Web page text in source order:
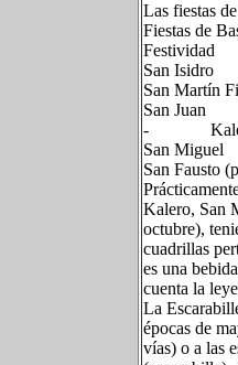
Las fiestas
Fiestas de
San
San
San Juan
- Kalero
San
San
Kalero, San
octubre),
cuadrillas
es una
cuenta la
La
épocas de
vías) o a las